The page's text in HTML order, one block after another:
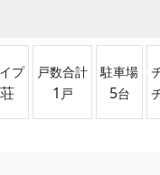
プ 戸数合計
1 戸
駐車場
5台